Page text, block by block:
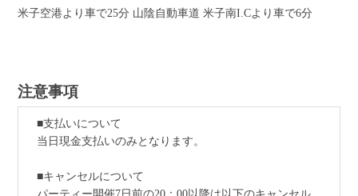
米子空港より車で25分 山陰自動車道 米子南I.Cより車で6分
注意事項
■支払いについて
当日現金支払いのみとなります。
■キャンセルについて